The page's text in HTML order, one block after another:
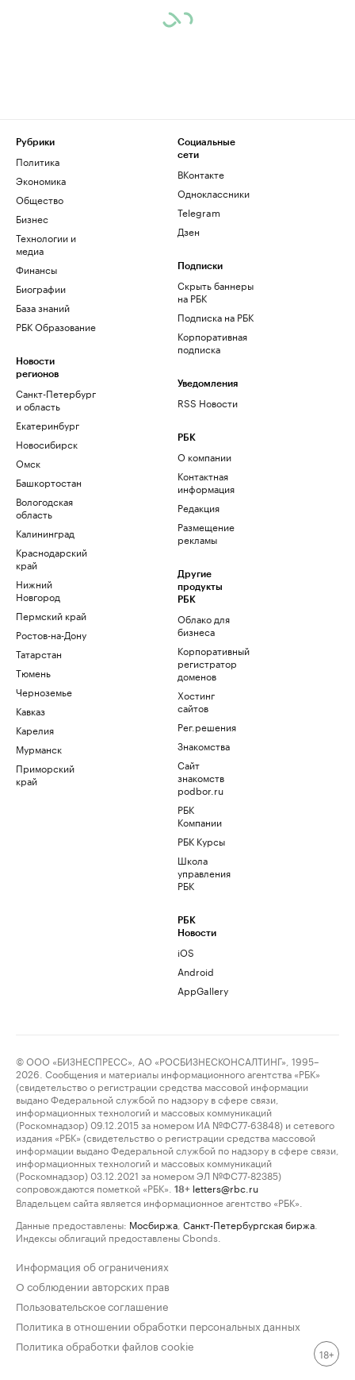
Рубрики
Политика
Экономика
Общество
Бизнес
Технологии и
медиа
Финансы
Биографии
База знаний
РБК Образование
Новости
регионов
Санкт-Петербург
и область
Екатеринбург
Новосибирск
Омск
Башкортостан
Вологодская
область
Калининград
Краснодарский
край
Нижний
Новгород
Пермский край
Ростов-на-Дону
Татарстан
Тюмень
Черноземье
Кавказ
Карелия
Мурманск
Приморский
край
Социальные
сети
ВКонтакте
Одноклассники
Telegram
Дзен
Подписки
Скрыть баннеры
на РБК
Подписка на РБК
Корпоративная
подписка
Уведомления
RSS Новости
РБК
О компании
Контактная
информация
Редакция
Размещение
рекламы
Другие
продукты
РБК
Облако для
бизнеса
Корпоративный
регистратор
доменов
Хостинг
сайтов
Рег.решения
Знакомства
Сайт
знакомств
podbor.ru
РБК
Компании
РБК Курсы
Школа
управления
РБК
РБК
Новости
iOS
Android
AppGallery
© ООО «БИЗНЕСПРЕСС», АО «РОСБИЗНЕСКОНСАЛТИНГ», 1995–
2026. Сообщения и материалы информационного агентства «РБК»
(свидетельство о регистрации средства массовой информации
выдано Федеральной службой по надзору в сфере связи,
информационных технологий и массовых коммуникаций
(Роскомнадзор) 09.12.2015 за номером ИА №ФС77-63848) и сетевого
издания «РБК» (свидетельство о регистрации средства массовой
информации выдано Федеральной службой по надзору в сфере связи,
информационных технологий и массовых коммуникаций
(Роскомнадзор) 03.12.2021 за номером ЭЛ №ФС77-82385)
сопровождаются пометкой «РБК».
18+ letters@rbc.ru
Владельцем сайта является информационное агентство «РБК».
Данные предоставлены: Мосбиржа Санкт-Петербургская биржа
Индексы облигаций предоставлены Cbonds.
Информация об ограничениях
О соблюдении авторских прав
Пользовательское соглашение
Политика в отношении обработки персональных данных
Политика обработки файлов cookie
18+